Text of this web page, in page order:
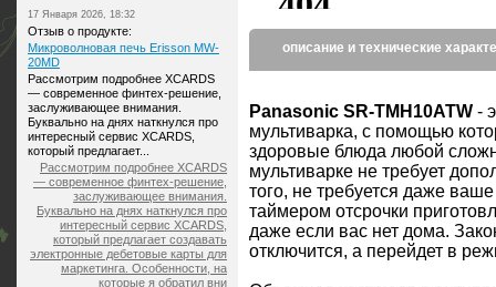
описание и технические
Panasonic SR-TMH10ATW -
мультиварка, с помощью
здоровые блюда любой
мультиварке не требует
того, не требуется даже
таймером отсрочки
даже если вас нет дома.
отключится, а перейдет в
17 Января 2026, 18:32
Отзыв о продукте:
Микроволновая печь Erisson MW-
20MD
Рассмотрим подробнее XCARDS
— современное финтех-решение,
заслуживающее внимания.
Буквально на днях наткнулся про
интересный сервис XCARDS,
который предлагает...
Рассмотрим подробнее XCARDS
— современное финтех-решение,
заслуживающее внимания.
Буквально на днях наткнулся про
интересный сервис XCARDS,
который предлагает создавать
электронные дебетовые карты для
маркетинга. Особенности, на
которые я обратил вни